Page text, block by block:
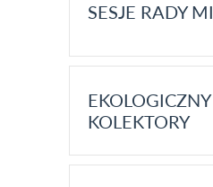
SESJE RADY
KOLEKTORY